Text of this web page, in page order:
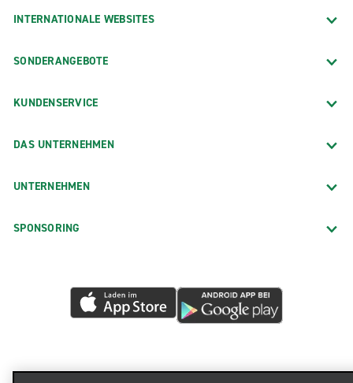
INTERNATIONALE WEBSITES
SONDERANGEBOTE
KUNDENSERVICE
DAS UNTERNEHMEN
UNTERNEHMEN
SPONSORING